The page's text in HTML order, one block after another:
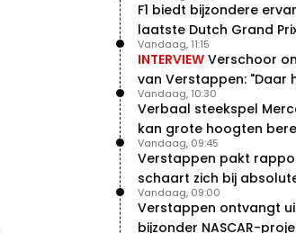
F1 biedt bijzondere
laatste Dutch Grand
INTERVIEW Verschoor
van Verstappen: "Daar
respect voor"
Vandaag, 11:15
Verbaal steekspel
kan grote hoogten
Vandaag, 10:30
Verstappen pakt
schaart zich bij
buitencategorie
Vandaag, 09:45
Verstappen ontvangt
bijzonder NASCAR-
Vandaag, 09:00